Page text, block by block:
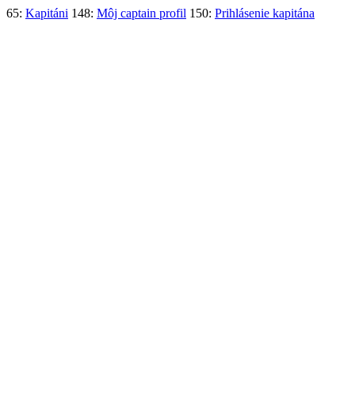
65: Kapitáni 148: Môj captain profil 150: Prihlásenie kapitána